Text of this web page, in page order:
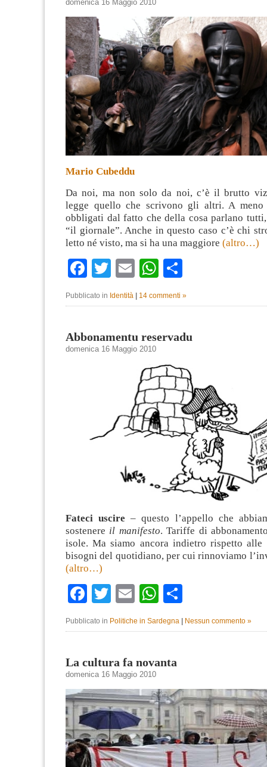
domenica 16 Maggio 2010
Mario Cubeddu
Da noi, ma non solo da noi, c’è il brutto
legge quello che scrivono gli altri. A
obbligati dal fatto che della cosa parlano
“il giornale”. Anche in questo caso c’è chi
letto né visto, ma si ha una maggiore (altro…)
Facebook
TwitterEmailWhatsApp
Pubblicato in Identità 14 commenti »
Abbonamentu reservadu
domenica 16 Maggio 2010
Fateci uscire – questo l’appello che
sostenere il manifesto. Tariffe di
isole. Ma siamo ancora indietro rispetto alle
bisogni del quotidiano, per cui rinnoviamo
(altro…)
Facebook
TwitterEmailWhatsApp
Pubblicato in Politiche in Sardegna Nessun commento »
La cultura fa novanta
domenica 16 Maggio 2010